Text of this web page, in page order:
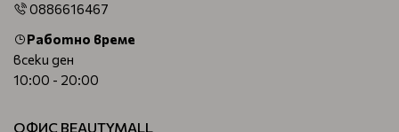
0886616467
Работно време
всеки ден
10:00 - 20:00
ОФИС BEAUTYMALL